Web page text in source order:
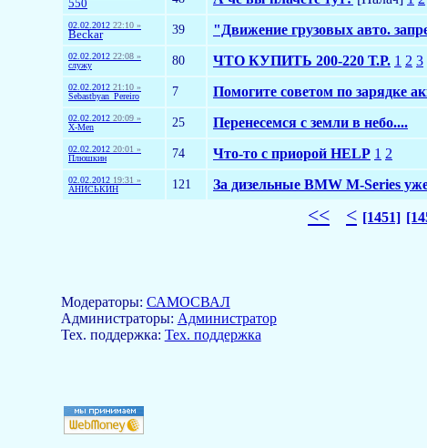
550
02.02.2012 22:10 »
Beckar 39 "Движение грузовых авто.
02.02.2012 22:08 »
служу
80 ЧТО КУПИТЬ 200-220 Т.Р. 1 2 3
02.02.2012 21:10 »
Sebastbyan_Pereiro
7 Помогите советом по зарядке
02.02.2012 20:09 »
X-Men
25 Перенесемся с земли в небо....
02.02.2012 20:01 »
Плюшкин
74 Что-то с приорой HELP 1 2
02.02.2012 19:31 »
АНИСЬКИН
121 За дизельные BMW M-Series
<< < [1451]
Модераторы: САМОСВАЛ
Aдминистраторы: Администратор
Тех. поддержка: Тех. поддержка